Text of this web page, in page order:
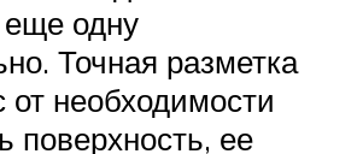
еще одну
Точная разметка
от необходимости
поверхность, ее